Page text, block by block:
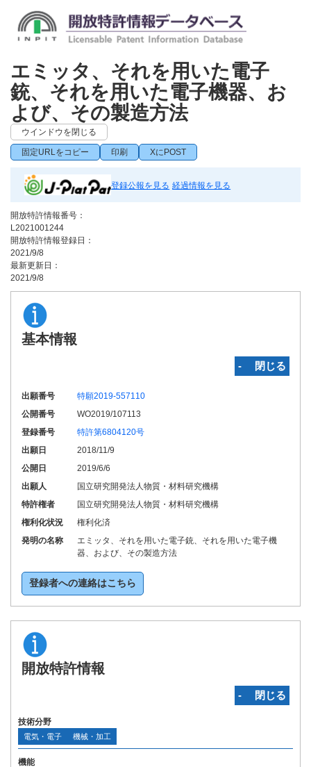
エミッタ、それを用いた電子
銃、それを用いた電子機器、お
よび、その製造方法
ウインドウを閉じる
固定URLをコピー 印刷 XにPOST
登録公報を見る 経過情報を見る
開放特許情報番号：
L2021001244
開放特許情報登録日：
2021/9/8
最新更新日：
2021/9/8
基本情報
‐ 閉じる
出願番号
特願2019-557110
公開番号
WO2019/107113
登録番号
特許第6804120号
出願日
2018/11/9
公開日
2019/6/6
出願人
国立研究開発法人物質・材料研究機構
特許権者
国立研究開発法人物質・材料研究機構
権利化状況
権利化済
発明の名称
エミッタ、それを用いた電子銃、それを用いた電子機
器、および、その製造方法
登録者への連絡はこちら
開放特許情報
‐ 閉じる
技術分野
電気・電子 機械・加工
機能